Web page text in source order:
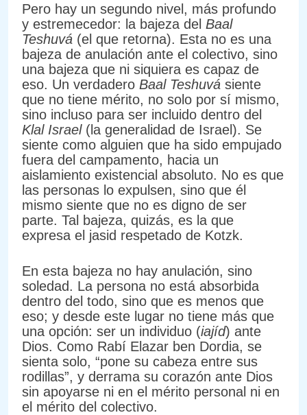
Pero hay un segundo nivel, más profundo
y estremecedor: la bajeza del Baal
Teshuvá (el que retorna). Esta no es una
bajeza de anulación ante el colectivo, sino
una bajeza que ni siquiera es capaz de
eso. Un verdadero Baal Teshuvá siente
que no tiene mérito, no solo por sí mismo,
sino incluso para ser incluido dentro del
Klal Israel(la generalidad de Israel). Se
siente como alguien que ha sido empujado
fuera del campamento, hacia un
aislamiento existencial absoluto. No es que
las personas lo expulsen, sino que él
mismo siente que no es digno de ser
parte. Tal bajeza, quizás, es la que
expresa el jasid respetado de Kotzk.
En esta bajeza no hay anulación, sino
soledad. La persona no está absorbida
dentro del todo, sino que es menos que
eso; y desde este lugar no tiene más que
una opción: ser un individuo (iajíd) ante
Dios. Como Rabí Elazar ben Dordia, se
sienta solo, “pone su cabeza entre sus
rodillas”, y derrama su corazón ante Dios
sin apoyarse ni en el mérito personal ni en
el mérito del colectivo.